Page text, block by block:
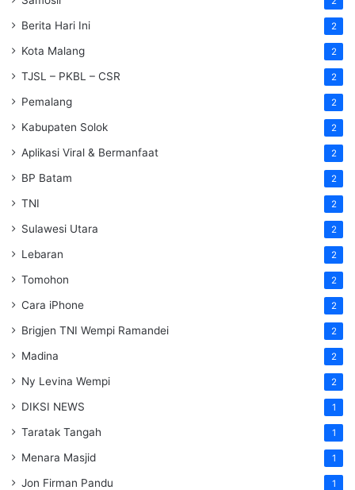
Berita Hari Ini 2
Kota Malang 2
TJSL – PKBL – CSR 2
Pemalang 2
Kabupaten Solok 2
Aplikasi Viral & Bermanfaat 2
BP Batam 2
TNI 2
Sulawesi Utara 2
Lebaran 2
Tomohon 2
Cara iPhone 2
Brigjen TNI Wempi Ramandei 2
Madina 2
Ny Levina Wempi 2
DIKSI NEWS 1
Taratak Tangah 1
Menara Masjid 1
Jon Firman Pandu 1